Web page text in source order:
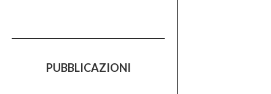
PUBBLICAZIONI